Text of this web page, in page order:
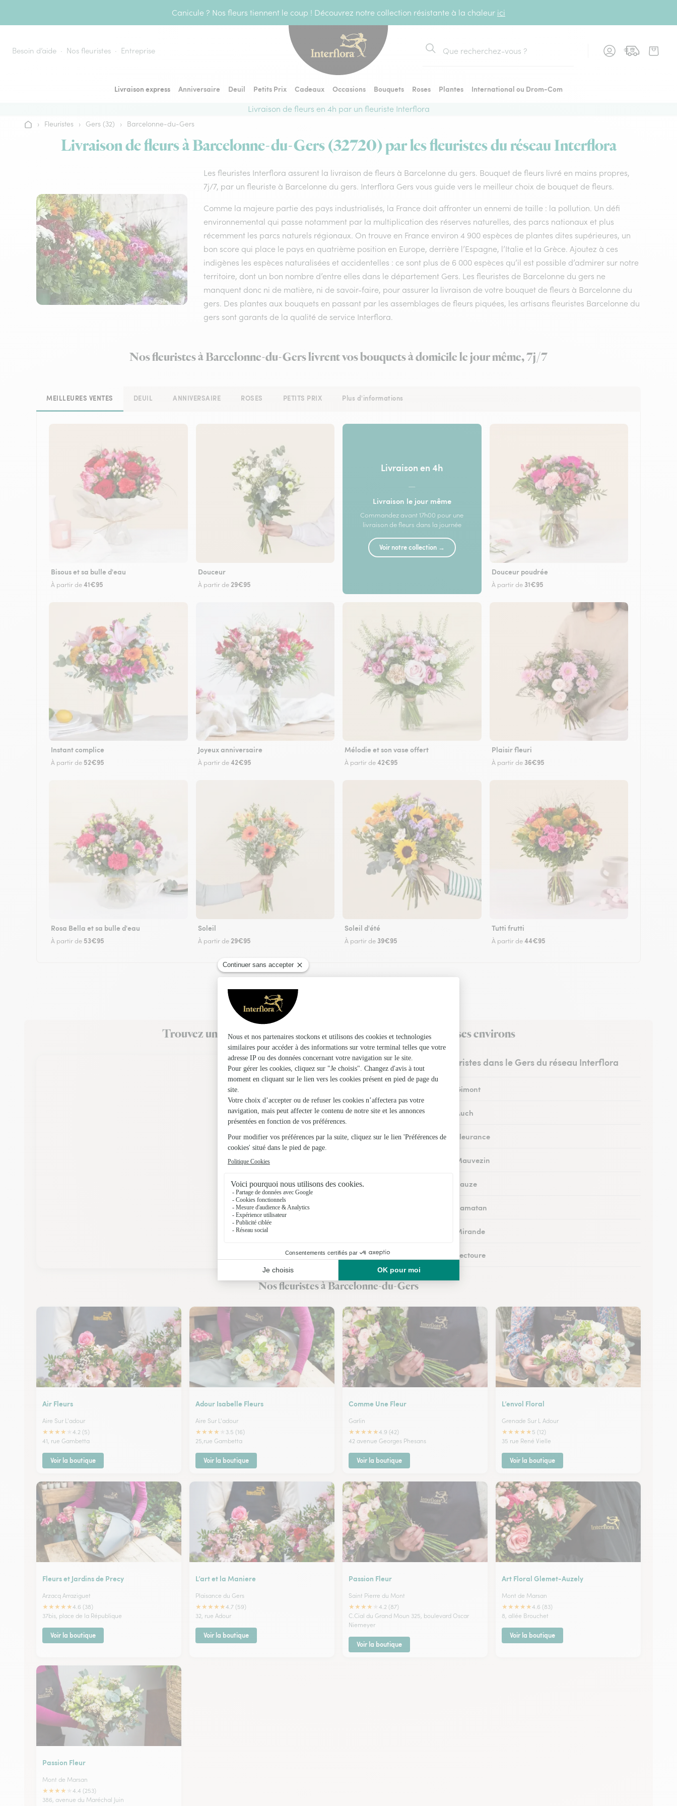
Canicule ? Nos fleurs tiennent le coup ! Découvrez notre collection résistante à la chaleur ici
Besoin d’aide Nos fleuristes Entreprise
Rechercher
Livraison express Anniversaire Deuil Petits Prix Cadeaux Occasions Bouquets Roses Plantes
International ou Drom-Com
Livraison de fleurs en 4h par un fleuriste Interflora
Accueil
› Fleuristes › Gers (32) › Barcelonne-du-Gers
Livraison de fleurs à Barcelonne-du-Gers (32720) par les fleuristes du réseau Interflora
Les fleuristes Interflora assurent la livraison de fleurs à Barcelonne du gers. Bouquet de fleurs livré en mains propres,
7j/7, par un fleuriste à Barcelonne du gers. Interflora Gers vous guide vers le meilleur choix de bouquet de fleurs.
Comme la majeure partie des pays industrialisés, la France doit affronter un ennemi de taille : la pollution. Un défi
environnemental qui passe notamment par la multiplication des réserves naturelles, des parcs nationaux et plus
récemment les parcs naturels régionaux. On trouve en France environ 4 900 espèces de plantes dites supérieures, un
bon score qui place le pays en quatrième position en Europe, derrière l’Espagne, l’Italie et la Grèce. Ajoutez à ces
indigènes les espèces naturalisées et accidentelles : ce sont plus de 6 000 espèces qu’il est possible d’admirer sur notre
territoire, dont un bon nombre d’entre elles dans le département Gers. Les fleuristes de Barcelonne du gers ne
manquent donc ni de matière, ni de savoir-faire, pour assurer la livraison de votre bouquet de fleurs à Barcelonne du
gers. Des plantes aux bouquets en passant par les assemblages de fleurs piquées, les artisans fleuristes Barcelonne du
gers sont garants de la qualité de service Interflora.
Nos fleuristes à Barcelonne-du-Gers livrent vos bouquets à domicile le jour même, 7j/7
MEILLEURES VENTES DEUIL ANNIVERSAIRE ROSES PETITS PRIX Plus d'informations
Bisous et sa bulle d'eau
À partir de41€95
Douceur
À partir de 29€95
Livraison en 4h
—
Livraison le jour même
Commandez avant 17h00 pour une
livraison de fleurs dans la journée
Voir notre collection →
Douceur poudrée
À partir de 31€95
Instant complice
À partir de 52€95
Joyeux anniversaire
À partir de42€95
Mélodie et son vase offert
À partir de42€95
Plaisir fleuri
À partir de 36€95
Rosa Bella et sa bulle d'eau
À partir de 53€95
Soleil
À partir de 29€95
Soleil d'été
À partir de 39€95
Tutti frutti
À partir de44€95
Trouvez un fleuriste Interflora à Barcelonne-du-Gers et dans ses environs
Les fleuristes dans le Gers du réseau Interflora
Fleuristes à Gimont
Fleuristes à Auch
Fleuristes à Fleurance
Fleuristes à Mauvezin
Fleuristes à Eauze
Fleuristes à Samatan
Fleuristes à Mirande
Fleuristes à Lectoure
Fleuristes à Masseube
Nos fleuristes à Barcelonne-du-Gers
Air Fleurs
Aire Sur L'adour
★★★★
4.2 (5)
41, rue Gambetta
Voir la boutique
Adour Isabelle Fleurs
Aire Sur L'adour
★★★★
3.5 (16)
25,rue Gambetta
Voir la boutique
Comme Une Fleur
Garlin
★★★★★4.9 (42)
42 avenue Georges Phesans
Voir la boutique
L’envol Floral
Grenade Sur L Adour
★★★★★ 5 (12)
35 rue René Vielle
Voir la boutique
Fleurs et Jardins de Precy
Arzacq Arraziguet
★★★★★4.6 (38)
37bis, place de la République
Voir la boutique
L’art et la Maniere
Plaisance du Gers
★★★★★4.7 (59)
32, rue Adour
Voir la boutique
Passion Fleur
Saint Pierre du Mont
★★★★
4.2 (87)
C.Cial du Grand Moun 325, boulevard Oscar
Niemeyer
Voir la boutique
Art Floral Glemet-Auzely
Mont de Marsan
★★★★★4.6 (83)
8, allée Brouchet
Voir la boutique
Passion Fleur
Mont de Marsan
★★★★
4.4 (253)
386, avenue du Maréchal Juin